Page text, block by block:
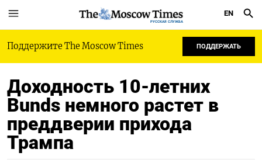
РУССКАЯ СЛУЖБА
EN
Поддержите The Moscow Times ПОДДЕРЖАТЬ
Доходность 10-летних
Bunds немного растет в
преддверии прихода
Трампа